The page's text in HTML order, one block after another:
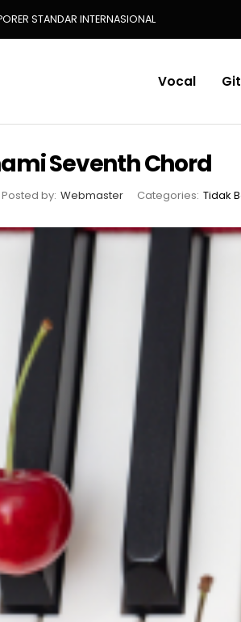
STANDAR INTERNASIONAL
Vocal
Seventh Chord
Posted by: Webmaster Categories: Tidak